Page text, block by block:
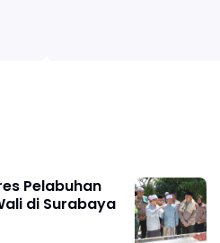
Pelabuhan
di Surabaya